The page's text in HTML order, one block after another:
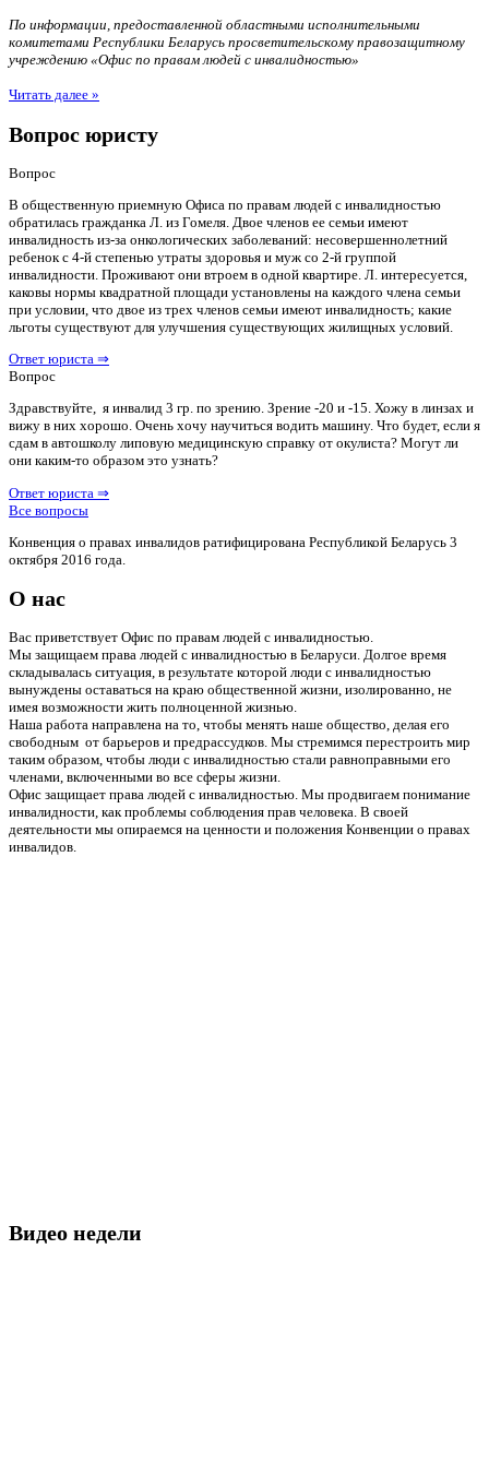
По информации, предоставленной областными исполнительными
комитетами Республики Беларусь просветительскому правозащитному
учреждению «Офис по правам людей с инвалидностью»
Читать далее »
Вопрос юристу
Вопрос
В общественную приемную Офиса по правам людей с инвалидностью
обратилась гражданка Л. из Гомеля. Двое членов ее семьи имеют
инвалидность из-за онкологических заболеваний: несовершеннолетний
ребенок с 4-й степенью утраты здоровья и муж со 2-й группой
инвалидности. Проживают они втроем в одной квартире. Л. интересуется,
каковы нормы квадратной площади установлены на каждого члена семьи
при условии, что двое из трех членов семьи имеют инвалидность; какие
льготы существуют для улучшения существующих жилищных условий.
Ответ юриста ⇒
Вопрос
Здравствуйте, я инвалид 3 гр. по зрению. Зрение -20 и -15. Хожу в линзах и
вижу в них хорошо. Очень хочу научиться водить машину. Что будет, если я
сдам в автошколу липовую медицинскую справку от окулиста? Могут ли
они каким-то образом это узнать?
Ответ юриста ⇒
Все вопросы
Конвенция о правах инвалидов ратифицирована Республикой Беларусь 3
октября 2016 года.
О нас
Вас приветствует Офис по правам людей с инвалидностью.
Мы защищаем права людей с инвалидностью в Беларуси. Долгое время
складывалась ситуация, в результате которой люди с инвалидностью
вынуждены оставаться на краю общественной жизни, изолированно, не
имея возможности жить полноценной жизнью.
Наша работа направлена на то, чтобы менять наше общество, делая его
свободным от барьеров и предрассудков. Мы стремимся перестроить мир
таким образом, чтобы люди с инвалидностью стали равноправными его
членами, включенными во все сферы жизни.
Офис защищает права людей с инвалидностью. Мы продвигаем понимание
инвалидности, как проблемы соблюдения прав человека. В своей
деятельности мы опираемся на ценности и положения Конвенции о правах
инвалидов.
Видео недели